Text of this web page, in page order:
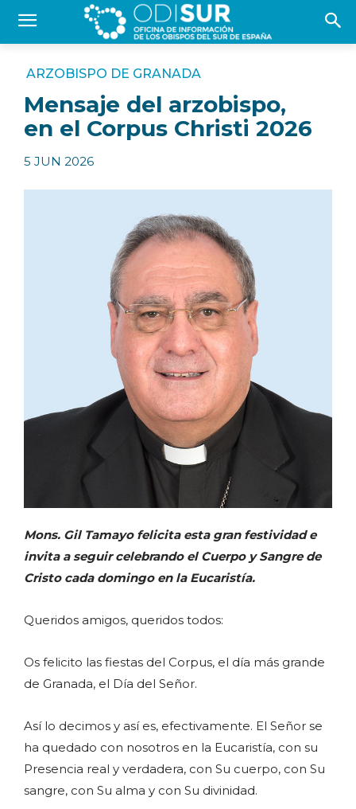
ARZOBISPO DE GRANADA
Mensaje del arzobispo,
en el Corpus Christi 2026
5 JUN 2026
Mons. Gil Tamayo felicita esta gran festividad e
invita a seguir celebrando el Cuerpo y Sangre de
Cristo cada domingo en la Eucaristía.
Queridos amigos, queridos todos:
Os felicito las fiestas del Corpus, el día más grande
de Granada, el Día del Señor.
Así lo decimos y así es, efectivamente. El Señor se
ha quedado con nosotros en la Eucaristía, con su
Presencia real y verdadera, con Su cuerpo, con Su
sangre, con Su alma y con Su divinidad.